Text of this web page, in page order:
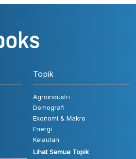
Topik
Agroindustri
Demografi
Ekonomi & Makro
Energi
Kelautan
Lihat Semua Topik